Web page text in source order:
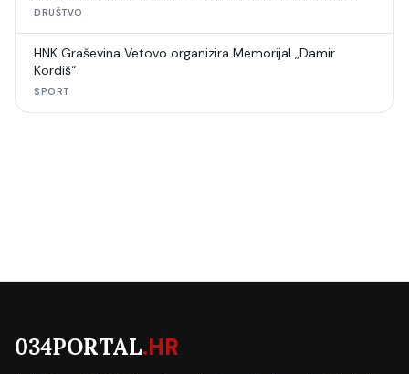
DRUŠTVO
HNK Graševina Vetovo organizira Memorijal „Damir
Kordiš“
SPORT
034PORTAL.HR